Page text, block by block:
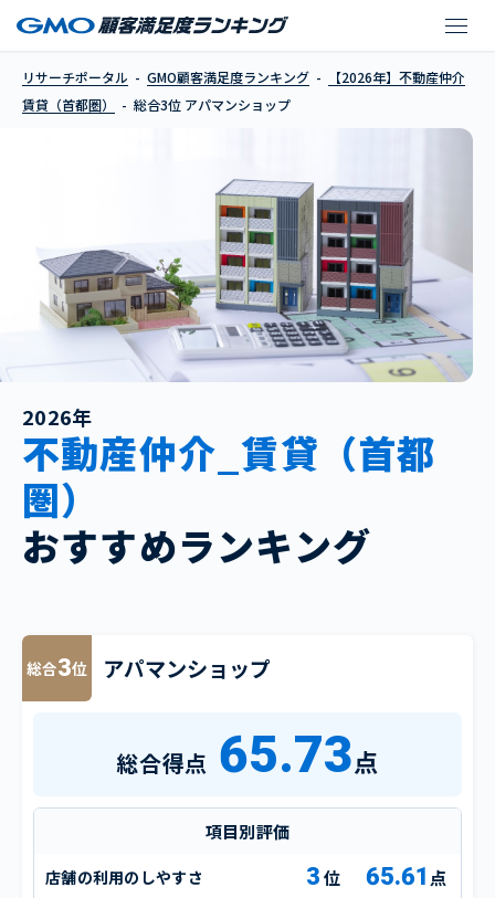
リサーチポータル GMO顧客満足度ランキング
【2026年】不動産仲介
賃貸（首都圏）
総合3位 アパマンショップ
2026年
不動産仲介_賃貸（首都
圏）
おすすめランキング
総合3位 アパマンショップ
総合得点 65.73点
項目別評価
店舗の利用のしやすさ 3 65.61 点